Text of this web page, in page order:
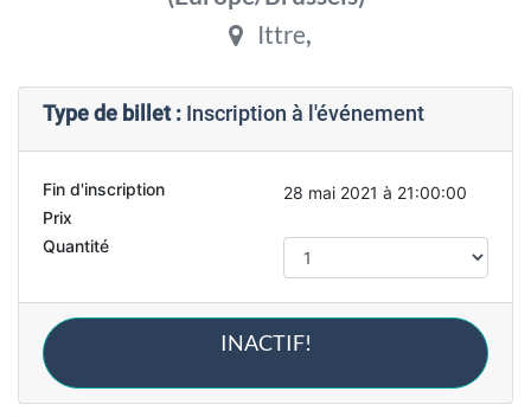
Ittre,
Type de billet : Inscription à l'événement
Fin d'inscription
28 mai 2021 à 21:00:00
Prix
Quantité
INACTIF!